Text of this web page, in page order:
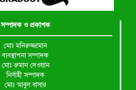
সম্পাদক ও প্রকাশক
মোঃ মনিরুজ্জামান
ব্যবস্থাপনা সম্পাদক
মোঃ রুমান দেওয়ান
নির্বাহী সম্পাদক
মোঃ আবুল বাসার